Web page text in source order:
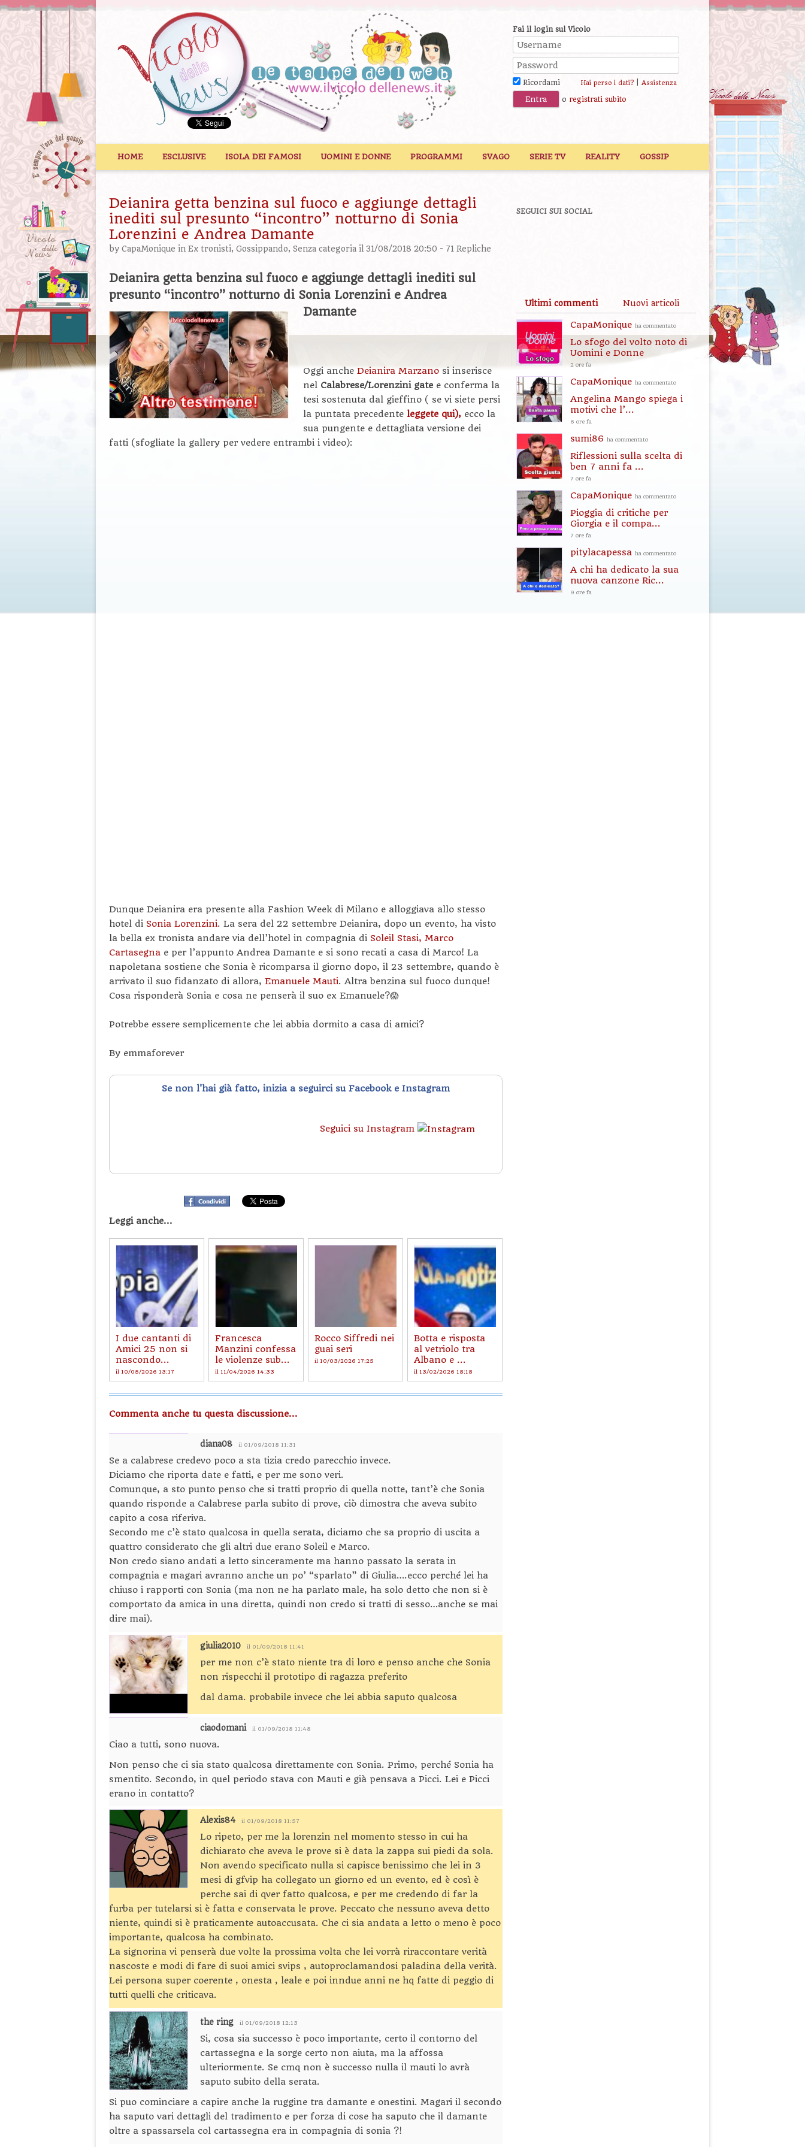
Fai il login sul Vicolo
Ricordami Hai perso i dati?| Assistenza
o registrati subito
HOME ESCLUSIVE ISOLA DEI FAMOSI UOMINI E DONNE PROGRAMMI SVAGO SERIE TV REALITY GOSSIP
Deianira getta benzina sul fuoco e aggiunge dettagli
inediti sul presunto “incontro” notturno di Sonia
Lorenzini e Andrea Damante
by CapaMonique in Ex tronisti, Gossippando, Senza categoria il 31/08/2018 20:50 - 71 Repliche
Deianira getta benzina sul fuoco e aggiunge dettagli inediti sul
presunto “incontro” notturno di Sonia Lorenzini e Andrea
Damante
Oggi anche Deianira Marzano si inserisce
nel Calabrese/Lorenzini gate e conferma la
tesi sostenuta dal gieffino ( se vi siete persi
la puntata precedente leggete qui), ecco la
sua pungente e dettagliata versione dei
fatti (sfogliate la gallery per vedere entrambi i video):
Dunque Deianira era presente alla Fashion Week di Milano e alloggiava allo stesso
hotel di Sonia Lorenzini. La sera del 22 settembre Deianira, dopo un evento, ha visto
la bella ex tronista andare via dell’hotel in compagnia di Soleil Stasi, Marco
Cartasegna e per l’appunto Andrea Damante e si sono recati a casa di Marco! La
napoletana sostiene che Sonia è ricomparsa il giorno dopo, il 23 settembre, quando è
arrivato il suo fidanzato di allora, Emanuele Mauti. Altra benzina sul fuoco dunque!
Cosa risponderà Sonia e cosa ne penserà il suo ex Emanuele?😱
Potrebbe essere semplicemente che lei abbia dormito a casa di amici?
By emmaforever
Se non l'hai già fatto, inizia a seguirci su Facebook e Instagram
Seguici su Instagram
Leggi anche...
I due cantanti di
Amici 25 non si
nascondo...
il 10/05/2026 13:17
Francesca
Manzini confessa
le violenze sub...
il 11/04/2026 14:33
Rocco Siffredi nei
guai seri
il 10/03/2026 17:25
Botta e risposta
al vetriolo tra
Albano e ...
il 13/02/2026 18:18
Commenta anche tu questa discussione...
diana08 il 01/09/2018 11:31
Se a calabrese credevo poco a sta tizia credo parecchio invece.
Diciamo che riporta date e fatti, e per me sono veri.
Comunque, a sto punto penso che si tratti proprio di quella notte, tant’è che Sonia
quando risponde a Calabrese parla subito di prove, ciò dimostra che aveva subito
capito a cosa riferiva.
Secondo me c’è stato qualcosa in quella serata, diciamo che sa proprio di uscita a
quattro considerato che gli altri due erano Soleil e Marco.
Non credo siano andati a letto sinceramente ma hanno passato la serata in
compagnia e magari avranno anche un po’ “sparlato” di Giulia….ecco perché lei ha
chiuso i rapporti con Sonia (ma non ne ha parlato male, ha solo detto che non si è
comportato da amica in una diretta, quindi non credo si tratti di sesso…anche se mai
dire mai).
giulia2010 il 01/09/2018 11:41
per me non c’è stato niente tra di loro e penso anche che Sonia
non rispecchi il prototipo di ragazza preferito
dal dama. probabile invece che lei abbia saputo qualcosa
ciaodomani il 01/09/2018 11:48
Ciao a tutti, sono nuova.
Non penso che ci sia stato qualcosa direttamente con Sonia. Primo, perché Sonia ha
smentito. Secondo, in quel periodo stava con Mauti e già pensava a Picci. Lei e Picci
erano in contatto?
Alexis84 il 01/09/2018 11:57
Lo ripeto, per me la lorenzin nel momento stesso in cui ha
dichiarato che aveva le prove si è data la zappa sui piedi da sola.
Non avendo specificato nulla si capisce benissimo che lei in 3
mesi di gfvip ha collegato un giorno ed un evento, ed è così è
perche sai di qver fatto qualcosa, e per me credendo di far la
furba per tutelarsi si è fatta e conservata le prove. Peccato che nessuno aveva detto
niente, quindi si è praticamente autoaccusata. Che ci sia andata a letto o meno è poco
importante, qualcosa ha combinato.
La signorina vi penserà due volte la prossima volta che lei vorrà riraccontare verità
nascoste e modi di fare di suoi amici svips , autoproclamandosi paladina della verità.
Lei persona super coerente , onesta , leale e poi inndue anni ne hq fatte di peggio di
tutti quelli che criticava.
the ring il 01/09/2018 12:13
Si, cosa sia successo è poco importante, certo il contorno del
cartassegna e la sorge certo non aiuta, ma la affossa
ulteriormente. Se cmq non è successo nulla il mauti lo avrà
saputo subito della serata.
Si puo cominciare a capire anche la ruggine tra damante e onestini. Magari il secondo
ha saputo vari dettagli del tradimento e per forza di cose ha saputo che il damante
oltre a spassarsela col cartassegna era in compagnia di sonia ?!
SEGUICI SUI SOCIAL
Ultimi commenti Nuovi articoli
CapaMonique ha commentato
Lo sfogo del volto noto di
Uomini e Donne
2 ore fa
CapaMonique ha commentato
Angelina Mango spiega i
motivi che l’...
6 ore fa
sumi86 ha commentato
Riflessioni sulla scelta di
ben 7 anni fa ...
7 ore fa
CapaMonique ha commentato
Pioggia di critiche per
Giorgia e il compa...
7 ore fa
pitylacapessa ha commentato
A chi ha dedicato la sua
nuova canzone Ric...
9 ore fa